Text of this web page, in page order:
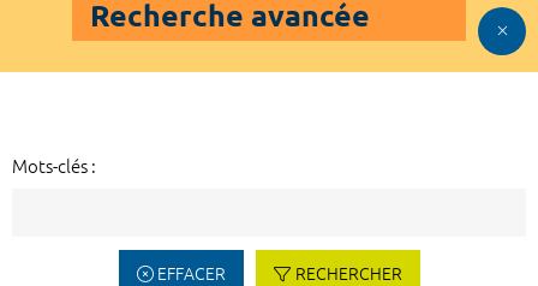
Recherche avancée
Mots-clés :
EFFACER RECHERCHER